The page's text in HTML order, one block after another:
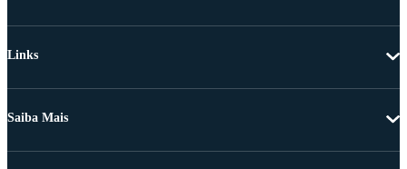
Links
Saiba Mais